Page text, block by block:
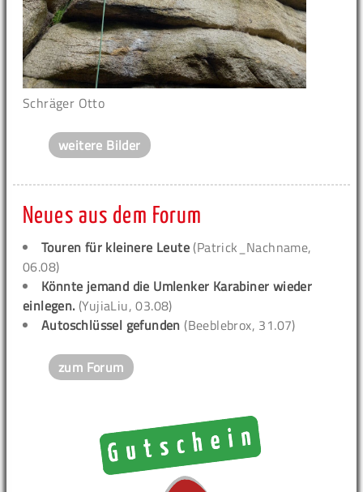
Schräger Otto
weitere Bilder
Neues aus dem Forum
Touren für kleinere Leute (Patrick_Nachname,
06.08)
Könnte jemand die Umlenker Karabiner wieder
einlegen. (YujiaLiu, 03.08)
Autoschlüssel gefunden (Beeblebrox, 31.07)
zum Forum